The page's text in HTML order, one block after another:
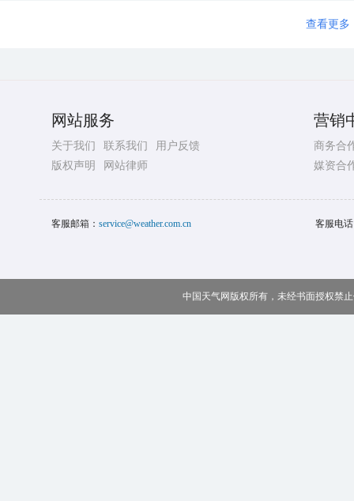
查看更多
网站服务
关于我们 联系我们
用户反馈
版权声明
网站律师
营销
商务合
媒资合
客服邮箱： service@weather.com.cn 客服电
中国天气网版权所有，未经书面授权